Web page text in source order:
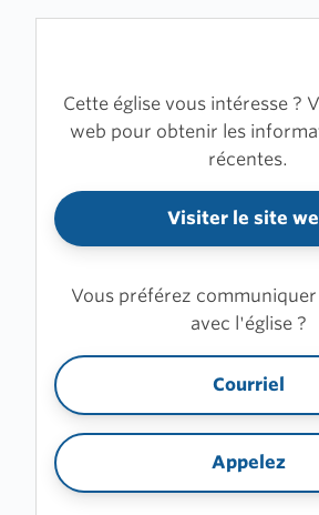
Cette église vous intéresse ?
web pour obtenir les
récentes.
Visiter le site
Vous préférez
avec l'église ?
Courriel
Appelez